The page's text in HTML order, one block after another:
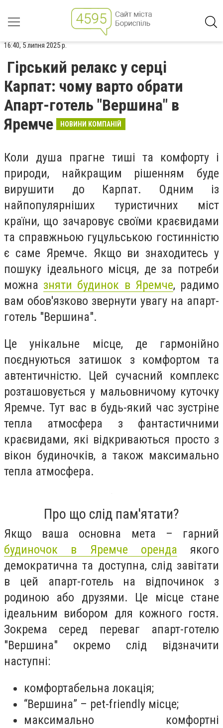
16:40, 5 липня 2025 р.
Гірський релакс у серці
Карпат: чому варто обрати
Апарт-готель "Вершина" в
Яремче
НОВИНИ КОМПАНІЙ
Коли душа прагне тиші та комфорту і
природи, найкращим рішенням буде
вирушити до Карпат. Одним із
найпопулярніших туристичних міст
країни, що зачаровує своїми краєвидами
та справжньою гуцульською гостинністю
є саме Яремче. Якщо ви знаходитесь у
пошуку ідеального місця, де за потреби
можна зняти будинок в Яремче, радимо
вам обов'язково звернути увагу на апарт-
готель "Вершина".
Це унікальне місце, де гармонійно
поєднуються затишок з комфортом та
автентичністю. Цей сучасний комплекс
розташовується у мальовничому куточку
Яремче. Тут вас в будь-який час зустріне
тепла атмосфера з фантастичними
краєвидами, які відкриваються просто з
вікон будиночків, а також максимально
тепла атмосфера.
Про що слід пам'ятати?
Якщо ваша основна мета – гарний
будиночок в Яремче оренда якого
демократична та доступна, слід завітати
в цей апарт-готель на відпочинок з
родиною або друзями. Це місце стане
ідеальним вибором для кожного гостя.
Зокрема серед переваг апарт-готелю
"Вершина" окремо слід відзначити
наступні:
комфортабельна локація;
“Вершина” – pet-friendly місце;
максимально комфортні